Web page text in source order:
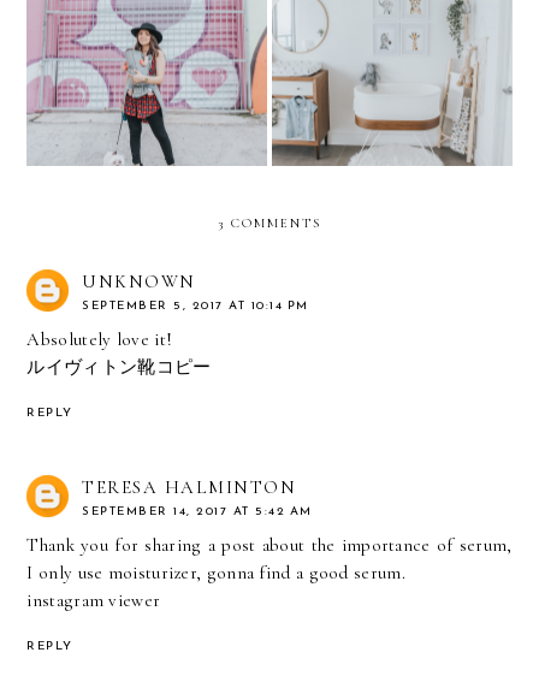
Short Walks with Nico and
Chiki
NICO'S NURSERY
REVEAL: Minimalistic zoo
nursery
3 COMMENTS
UNKNOWN
SEPTEMBER 5, 2017 AT 10:14 PM
Absolutely love it!
ルイヴィトン靴コピー
REPLY
TERESA HALMINTON
SEPTEMBER 14, 2017 AT 5:42 AM
Thank you for sharing a post about the importance of serum,
I only use moisturizer, gonna find a good serum.
instagram viewer
REPLY